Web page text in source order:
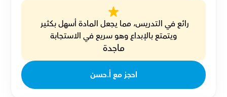
ويتمتع بالإبداع وهو سريع في الاستجابة
ماجدة
احجز مع أ.حسن